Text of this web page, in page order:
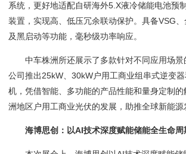
系统，更好地适配自研海外5.X液冷储能电池预
装置，实现高、低压冗余联动保护。具备VSG
及黑启动等功能，毫秒级功率响应。
中车株洲所还展示了多款针对不同应用场景
公司推出25kW、30kW户用工商业组串式逆变
机，凭借智能、多功能的产品性能和量身定制
洲地区户用工商业光伏的发展，助推全球新能源
海博思创：以AI技术深度赋能储能全生命周